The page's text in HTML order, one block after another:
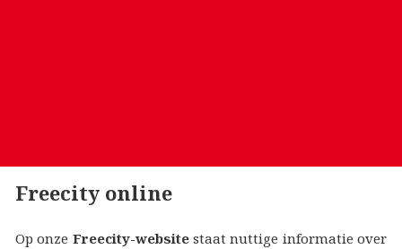
Freecity online
Op onze Freecity-websitestaat nuttige informatie over